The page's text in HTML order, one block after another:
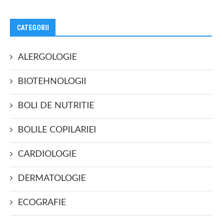
CATEGORII
ALERGOLOGIE
BIOTEHNOLOGII
BOLI DE NUTRITIE
BOLILE COPILARIEI
CARDIOLOGIE
DERMATOLOGIE
ECOGRAFIE